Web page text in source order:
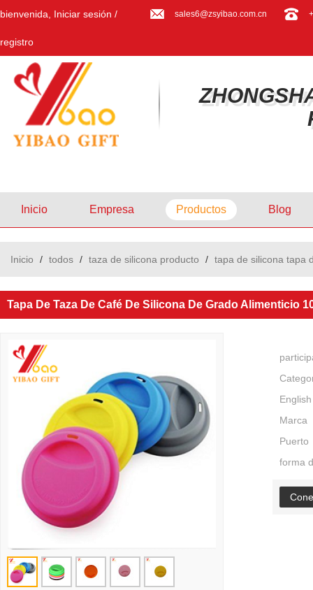
bienvenida, Iniciar sesión /
registro
sales6@zsyibao.com.cn
Inicio Empresa Productos Blog
Inicio / todos / taza de silicona producto / tapa de silicona tapa
Tapa De Taza De Café De Silicona De Grado Alimenticio
Marca
Puerto
forma